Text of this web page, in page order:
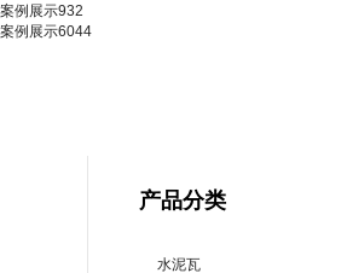
案例展示932
案例展示6044
产品分类
水泥瓦